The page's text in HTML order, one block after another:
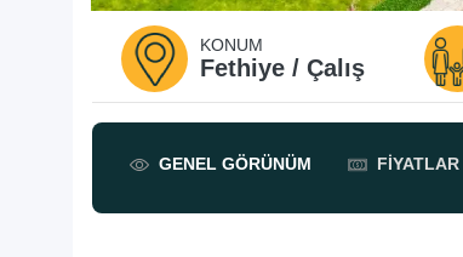
KONUM
Fethiye / Çalış
GENEL GÖRÜNÜM FIYATLAR